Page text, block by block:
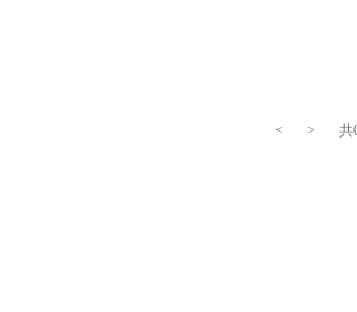
< > 共